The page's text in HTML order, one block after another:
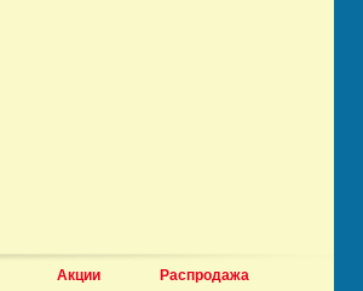
Акции Распродажа